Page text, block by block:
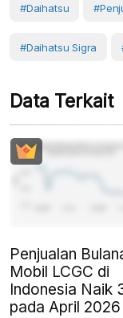
#Daihatsu
#Daihatsu Sigra
Data Terkait
Penjualan
Mobil LCGC di
Indonesia Naik
pada April 2026